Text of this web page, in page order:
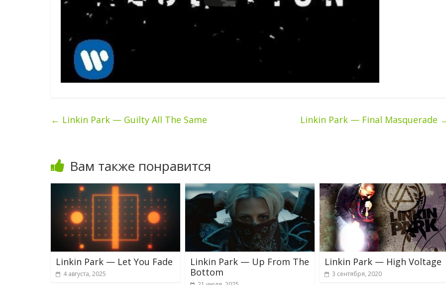
← Linkin Park — Guilty All The Same Linkin Park — Final Masquerade
Вам также понравится
Linkin Park — Let You Fade
4 августа, 2025
Linkin Park — Up From The
Bottom
Linkin Park — High Voltage
3 сентября, 2020